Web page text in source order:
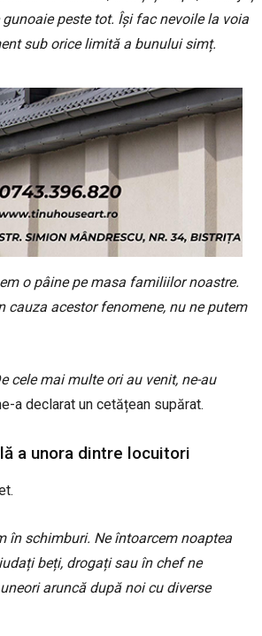
peste tot. Își fac nevoile la voia
sub orice limită a bunului simț.
o pâine pe masa familiilor noastre.
cauza acestor fenomene, nu ne putem
cele mai multe ori au venit, ne-au
a declarat un cetățean supărat.
a unora dintre locuitori
în schimburi. Ne întoarcem noaptea
beți, drogați sau în chef ne
aruncă după noi cu diverse